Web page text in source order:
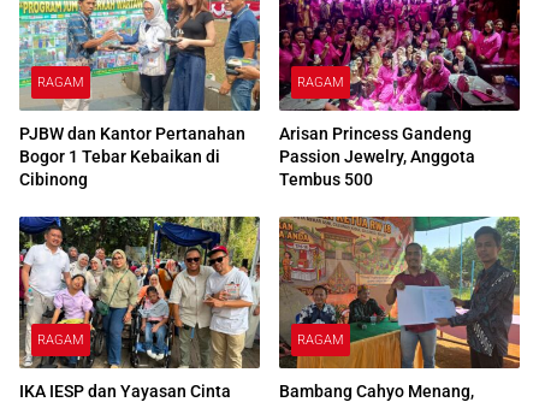
RAGAM
PJBW dan Kantor Pertanahan
Bogor 1 Tebar Kebaikan di
Cibinong
RAGAM
Arisan Princess Gandeng
Passion Jewelry, Anggota
Tembus 500
RAGAM
IKA IESP dan Yayasan Cinta
RAGAM
Bambang Cahyo Menang,